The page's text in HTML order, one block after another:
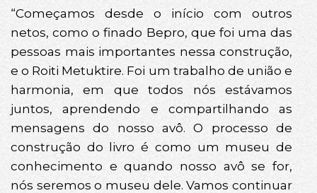
“Começamos desde o início com outros
netos, como o finado Bepro, que foi uma das
pessoas mais importantes nessa construção,
e o Roiti Metuktire. Foi um trabalho de união e
harmonia, em que todos nós estávamos
juntos, aprendendo e compartilhando as
mensagens do nosso avô. O processo de
construção do livro é como um museu de
conhecimento e quando nosso avô se for,
nós seremos o museu dele. Vamos continuar